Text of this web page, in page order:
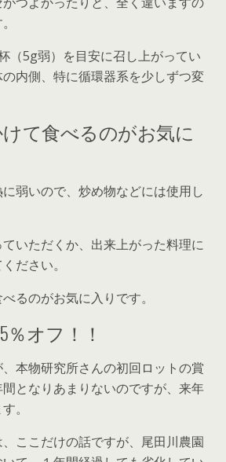
（5g弱）を目安に召し上がってい
内側、特に循環器系を少しずつ変
て食べるのがお気に
弱いので、炒め物などには使用し
いただくか、出来上がった料理に
ださい。
るのがお気に入りです。
％オフ！！
本物研究所さんの初回ロットの賞
となりあまりないのですが、来年
。
ここだけの話ですが、尾田川農園